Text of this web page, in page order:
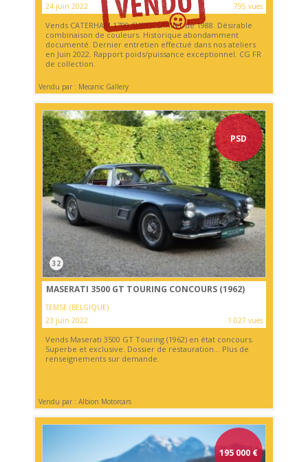
24 juin 2022
795 vues
Vends CATERHAM 1700 SUPER SPRINT de 1988. Désirable
combinaison de couleurs. Historique abondamment
documenté. Dernier entretien effectué dans nos ateliers
en Juin 2022. Rapport poids/puissance exceptionnel. CG FR
de collection.
Vendu par : Mecanic Gallery
PSD
32
MASERATI 3500 GT TOURING CONCOURS (1962)
TEMSE (BELGIQUE)
23 juin 2022
1 027 vues
Vends Maserati 3500 GT Touring (1962) en état concours.
Superbe et exclusive. Dossier de restauration... Plus de
renseignements sur demande.
Vendu par : Albion Motorcars
195 000€